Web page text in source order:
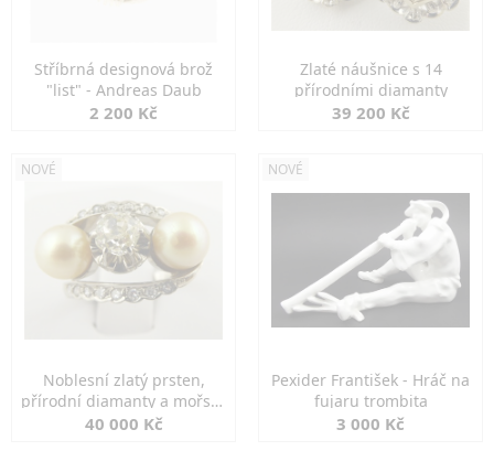
Stříbrná designová brož
"list" - Andreas Daub
2 200 Kč
Zlaté náušnice s 14
přírodními diamanty
39 200 Kč
NOVÉ
Noblesní zlatý prsten,
přírodní diamanty a mořské
perly
40 000 Kč
NOVÉ
Pexider František - Hráč na
fujaru trombita
3 000 Kč